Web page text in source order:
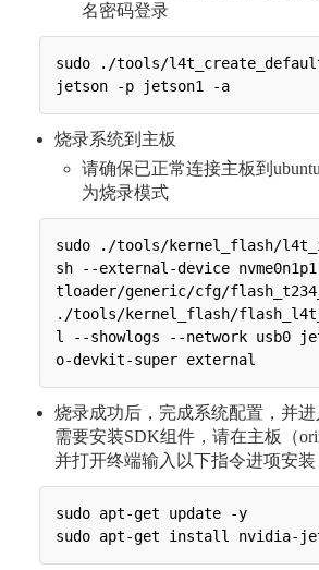
名密码登录
sudo ./tools/
烧录系统到主板
请确保已正常连接主板到
为烧录模式
sudo ./tools/kernel_flash/
sh --external-device
tloader/generic/cfg/
./tools/kernel_flash/
l --showlogs --network usb0
烧录成功后，完成系统配置，并
需要安装SDK组件，请在主板（
并打开终端输入以下指令进项安装
sudo apt-get update -y